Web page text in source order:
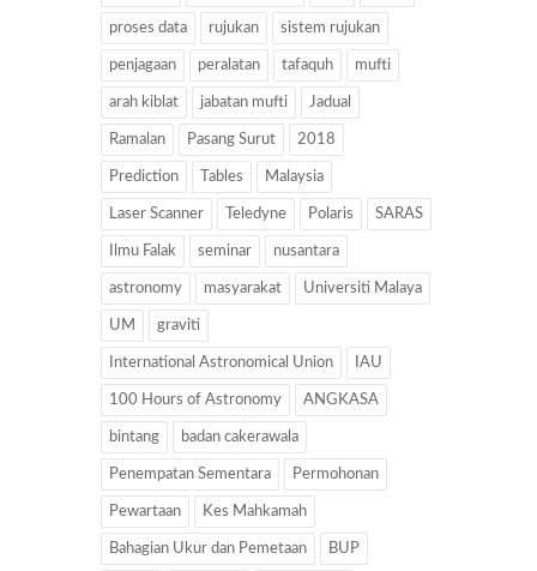
proses data rujukan sistem rujukan
penjagaan peralatan tafaquh mufti
arah kiblat jabatan mufti Jadual
Ramalan Pasang Surut 2018
Prediction Tables Malaysia
Laser Scanner Teledyne Polaris SARAS
Ilmu Falak seminar nusantara
astronomy masyarakat Universiti Malaya
UM graviti
International Astronomical Union IAU
100 Hours of Astronomy ANGKASA
bintang badan cakerawala
Penempatan Sementara Permohonan
Pewartaan Kes Mahkamah
Bahagian Ukur dan Pemetaan BUP